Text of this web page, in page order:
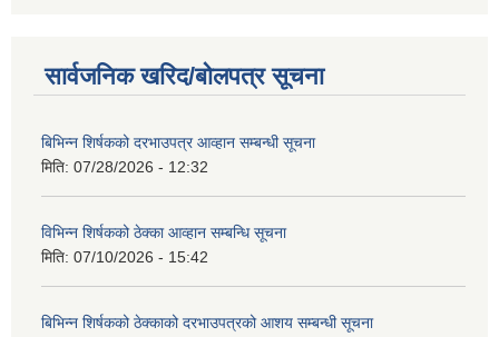
सार्वजनिक खरिद/बोलपत्र सूचना
बिभिन्‍न शिर्षकको दरभाउपत्र आव्हान सम्बन्धी सूचना
मिति: 07/28/2026 - 12:32
विभिन्न शिर्षकको ठेक्का आव्हान सम्बन्धि सूचना
मिति: 07/10/2026 - 15:42
बिभिन्‍न शिर्षकको ठेक्काको दरभाउपत्रको आशय सम्बन्धी सूचना